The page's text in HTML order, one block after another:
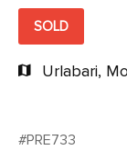
SOLD
Urlabari,
#PRE733